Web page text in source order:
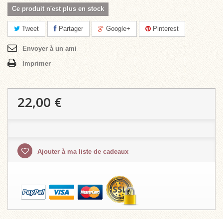
Ce produit n'est plus en stock
Tweet Partager Google+ Pinterest
Envoyer à un ami
Imprimer
22,00 €
Ajouter à ma liste de cadeaux